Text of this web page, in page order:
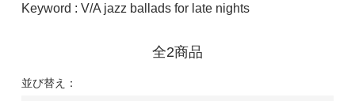
Keyword : V/A jazz ballads for late nights
全2商品
並び替え：